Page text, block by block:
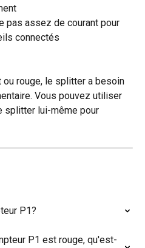
pas assez de courant pour
connectés
rouge, le splitter a besoin
Vous pouvez utiliser
splitter lui-même pour
P1?
P1 est rouge, qu'est-